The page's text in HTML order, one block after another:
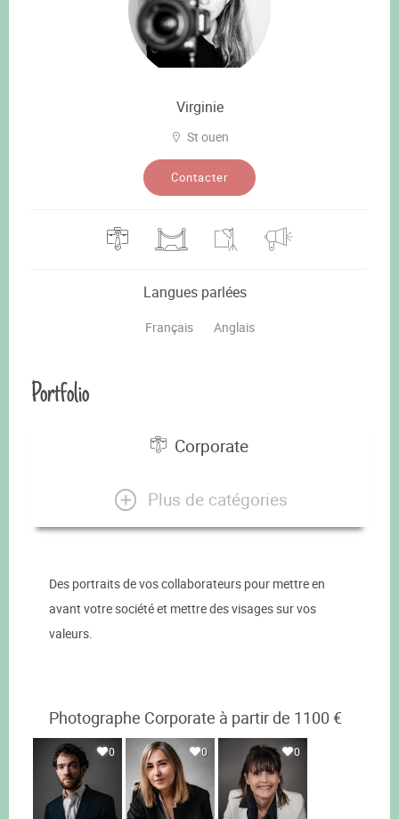
Virginie
St ouen
Contacter
Langues parlées
Français Anglais
Portfolio
Corporate
Plus de catégories
Des portraits de vos collaborateurs pour mettre en
avant votre société et mettre des visages sur vos
valeurs.
Photographe Corporate à partir de 1100 €
0 0 0